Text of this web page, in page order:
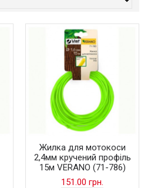
Жилка для мотокоси
2,4мм кручений профіль
15м VERANO (71-786)
151.00 грн.